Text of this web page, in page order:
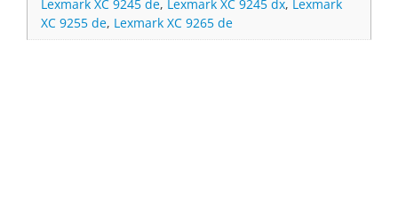
Lexmark XC 9245 de, Lexmark XC 9245 dx, Lexmark
XC 9255 de, Lexmark XC 9265 de